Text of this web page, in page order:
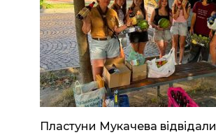
Пластуни Мукачева відвідали